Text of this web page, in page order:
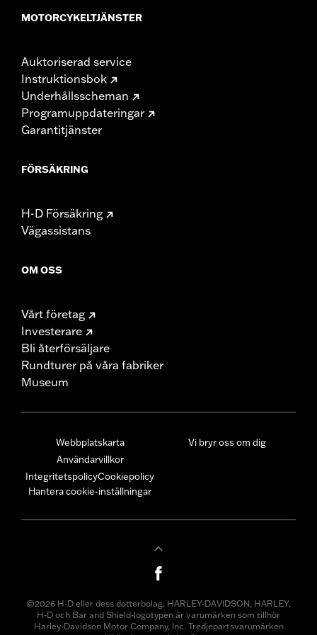
MOTORCYKELTJÄNSTER
Auktoriserad service
Instruktionsbok
Underhållsscheman
Programuppdateringar
Garantitjänster
FÖRSÄKRING
H-D Försäkring
Vägassistans
OM OSS
Vårt företag
Investerare
Bli återförsäljare
Rundturer på våra fabriker
Museum
Webbplatskarta
Användarvillkor
IntegritetspolicyCookiepolicy
Hantera cookie-inställningar
Vi bryr oss om dig
©2026 H-D eller dess dotterbolag. HARLEY-DAVIDSON, HARLEY,
H-D och Bar and Shield-logotypen är varumärken som tillhör
Harley-Davidson Motor Company, Inc. Tredjepartsvarumärken